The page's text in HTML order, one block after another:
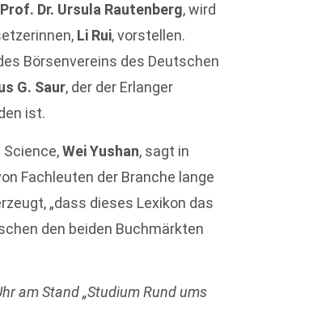
Prof. Dr. Ursula Rautenberg, wird
Li Rui, vorstellen.
Börsenvereins des Deutschen
G. Saur, der der Erlanger
ist.
Science,Wei Yushan, sagt in
Fachleuten der Branche lange
„dass dieses Lexikon das
den beiden Buchmärkten
am Stand „Studium Rund ums